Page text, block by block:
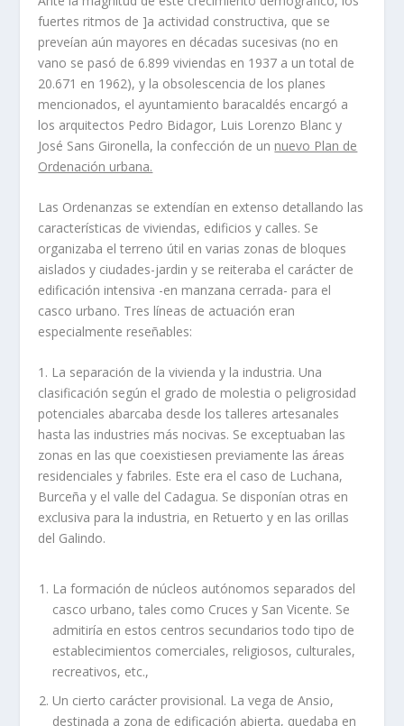
fuertes ritmos de ]a actividad constructiva, que se
preveí­an aún mayores en décadas sucesivas (no en
vano se pasó de 6.899 viviendas en 1937 a un total de
20.671 en 1962), y la obsolescencia de los planes
mencionados, el ayuntamiento baracaldés encargó a
los arquitectos Pedro Bidagor, Luis Lorenzo Blanc y
José Sans Gironella, la confección de un nuevo Plan de
Ordenación urbana.
Las Ordenanzas se extendí­an en extenso detallando las
caracterí­sticas de viviendas, edificios y calles. Se
organizaba el terreno útil en varias zonas de bloques
aislados y ciudades-jardin y se reiteraba el carácter de
edificación intensiva -en manzana cerrada- para el
casco urbano. Tres lí­neas de actuación eran
especialmente reseñables:
1. La separación de la vivienda y la industria. Una
clasificación según el grado de molestia o peligrosidad
potenciales abarcaba desde los talleres artesanales
hasta las industries más nocivas. Se exceptuaban las
zonas en las que coexistiesen previamente las áreas
residenciales y fabriles. Este era el caso de Luchana,
Burceña y el valle del Cadagua. Se disponí­an otras en
exclusiva para la industria, en Retuerto y en las orillas
del Galindo.
La formación de núcleos autónomos separados del
casco urbano, tales como Cruces y San Vicente. Se
admitirí­a en estos centros secundarios todo tipo de
establecimientos comerciales, religiosos, culturales,
recreativos, etc.,
Un cierto carácter provisional. La vega de Ansio,
destinada a zona de edificación abierta, quedaba en